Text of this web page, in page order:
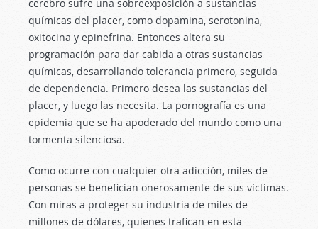
cerebro sufre una sobreexposición a sustancias
químicas del placer, como dopamina, serotonina,
oxitocina y epinefrina. Entonces altera su
programación para dar cabida a otras sustancias
químicas, desarrollando tolerancia primero, seguida
de dependencia. Primero desea las sustancias del
placer, y luego las necesita. La pornografía es una
epidemia que se ha apoderado del mundo como una
tormenta silenciosa.
Como ocurre con cualquier otra adicción, miles de
personas se benefician onerosamente de sus víctimas.
Con miras a proteger su industria de miles de
millones de dólares, quienes trafican en esta